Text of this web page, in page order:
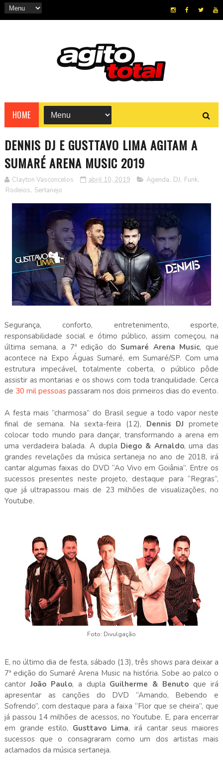
HOME
DENNIS DJ E GUSTTAVO LIMA AGITAM A
SUMARÉ ARENA MUSIC 2019
Clayton Vasconcelos abril 10, 2019 Agenda, DJ, Funk,
Rodeios, Sertanejo
Segurança, conforto, entretenimento, esporte,
responsabilidade social e ótimo público, assim começou, na
última semana, a 7ª edição do Sumaré Arena Music, que
acontece na Expo Águas Sumaré, em Sumaré/SP. Com uma
estrutura impecável, totalmente coberta, o público pôde
assistir as montarias e os shows com toda tranquilidade. Cerca
de 30 mil pessoaspassaram nos dois primeiros dias do evento.
A festa mais “charmosa” do Brasil segue a todo vapor neste
final de semana. Na sexta-feira (12), Dennis DJ promete
colocar todo mundo para dançar, transformando a arena em
uma verdadeira balada. A dupla Diego & Arnaldo, uma das
grandes revelações da música sertaneja no ano de 2018, irá
cantar algumas faixas do DVD “Ao Vivo em Goiânia”. Entre os
sucessos presentes neste projeto, destaque para “Regras”,
que já ultrapassou mais de 23 milhões de visualizações, no
Youtube.
Foto: Divulgação
E, no último dia de festa, sábado (13), três shows para deixar a
7ª edição do Sumaré Arena Music na história. Sobe ao palco o
cantorJoão Paulo, a dupla Guilherme & Benuto que irá
apresentar as canções do DVD “Amando, Bebendo e
Sofrendo”, com destaque para a faixa “Flor que se cheira”, que
já passou 14 milhões de acessos, no Youtube. E, para encerrar
em grande estilo, Gusttavo Lima, irá cantar seus maiores
sucessos que o consagraram como um dos artistas mais
aclamados da música sertaneja.